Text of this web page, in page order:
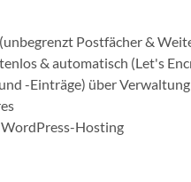
Postfächer &
& automatisch (Let's
-Einträge) über
Hosting